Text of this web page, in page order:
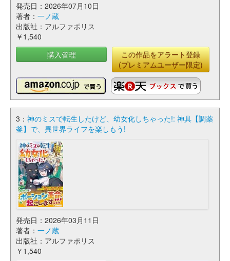
発売日：2026年07月10日
著者： 一ノ蔵
出版社：アルファポリス
￥1,540
購入管理
この作品をアラート登録
(プレミアムユーザー限定)
3： 神のミスで転生したけど、幼女化しちゃった!: 神具【調薬
釜】で、異世界ライフを楽しもう!
発売日：2026年03月11日
著者： 一ノ蔵
出版社：アルファポリス
￥1,540